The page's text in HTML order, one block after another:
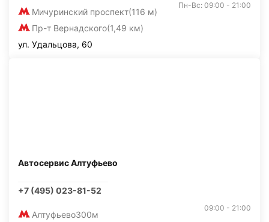
Мичуринский проспект(116 м)
Пр-т Вернадского(1,49 км)
Пн-Вс: 09:00 - 21:00
ул. Удальцова, 60
Автосервис Алтуфьево
+7 (495) 023-81-52
Алтуфьево300м
09:00 - 21:00